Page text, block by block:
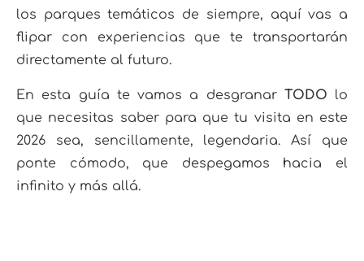
los parques temáticos de siempre, aquí vas a
flipar con experiencias que te transportarán
directamente al futuro.
En esta guía te vamos a desgranar TODO lo
que necesitas saber para que tu visita en este
2026 sea, sencillamente, legendaria. Así que
ponte cómodo, que despegamos hacia el
infinito y más allá.